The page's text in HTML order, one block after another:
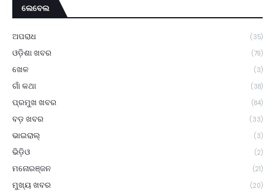
ଲେବେଲ
ଅପରାଧ (35)
ଓଡ଼ିଶା ଖବର (79)
ଖେଳ (3)
ଗାଁ କଥା (38)
ପ୍ରମୁଖ ଖବର (84)
ବଡ଼ ଖବର (33)
ଭାଇରାଲ୍ (3)
ଭିଡ଼ିଓ (2)
ମନୋରଞ୍ଜନ (21)
ମୁଖ୍ୟ ଖବର (20)